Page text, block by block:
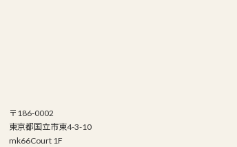
〒186-0002
東京都国立市東4-3-10
mk66Court 1F